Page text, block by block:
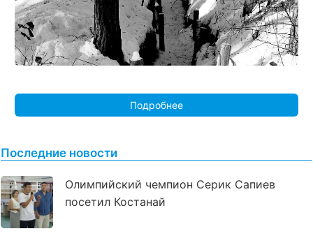
Подробнее
Последние новости
Олимпийский чемпион Серик Сапиев
посетил Костанай